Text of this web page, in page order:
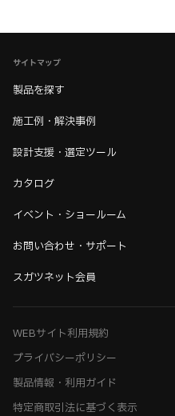
サイトマップ
製品を探す
施工例・解決事例
設計支援・選定ツール
カタログ
イベント・ショールーム
お問い合わせ・サポート
スガツネット会員
WEBサイト利用規約
プライバシーポリシー
製品情報・利用ガイド
特定商取引法に基づく表示